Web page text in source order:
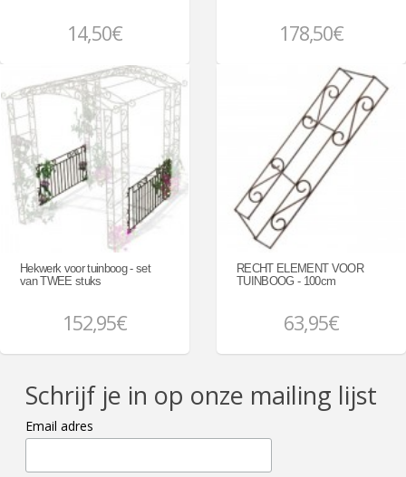
14,50€ 178,50€
Hekwerk voor tuinboog - set
van TWEE stuks
152,95€
RECHT ELEMENT VOOR
TUINBOOG - 100cm
63,95€
Schrijf je in op onze mailing lijst
Email adres